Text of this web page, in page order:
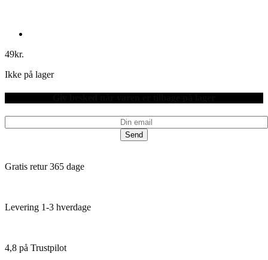
49kr.
Ikke på lager
Send
Gratis retur 365 dage
Levering 1-3 hverdage
4,8 på Trustpilot